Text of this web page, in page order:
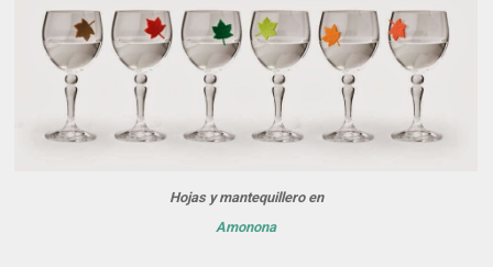
Hojas y mantequillero en
Amonona